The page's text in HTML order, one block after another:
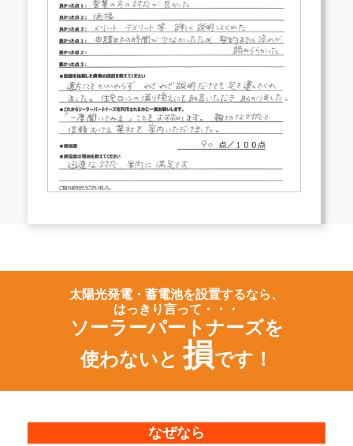
太陽光発電・蓄電池を設置するなら、
はっきり言って・・・
ソーラーパートナーズを
使わないと 損です！
なぜなら